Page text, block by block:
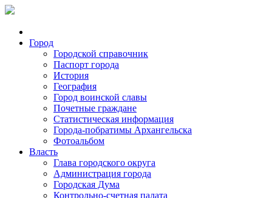
Город
Городской справочник
Паспорт города
История
География
Город воинской славы
Почетные граждане
Статистическая информация
Города-побратимы Архангельска
Фотоальбом
Власть
Глава городского округа
Администрация города
Городская Дума
Контрольно-счетная палата